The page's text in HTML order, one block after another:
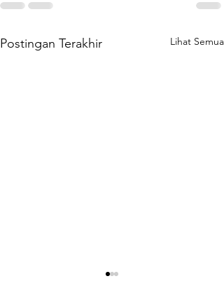
Postingan Terakhir Lihat Semua